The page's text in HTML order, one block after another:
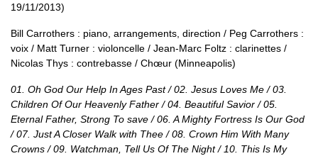
19/11/2013)
Bill Carrothers : piano, arrangements, direction / Peg Carrothers :
voix / Matt Turner : violoncelle / Jean-Marc Foltz : clarinettes /
Nicolas Thys : contrebasse / Chœur (Minneapolis)
01. Oh God Our Help In Ages Past / 02. Jesus Loves Me / 03.
Children Of Our Heavenly Father / 04. Beautiful Savior / 05.
Eternal Father, Strong To save / 06. A Mighty Fortress Is Our God
/ 07. Just A Closer Walk with Thee / 08. Crown Him With Many
Crowns / 09. Watchman, Tell Us Of The Night / 10. This Is My